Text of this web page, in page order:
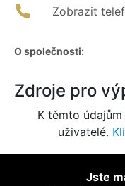
Zobrazit
O společnosti:
Zdroje pro
K těmto
uživatelé.
Jste